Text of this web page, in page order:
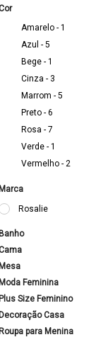
Amarelo - 1
Azul - 5
Bege - 1
Cinza - 3
Marrom - 5
Preto - 6
Rosa - 7
Verde - 1
Vermelho - 2
Rosalie
Feminina
Size Feminino
Casa
para Menina